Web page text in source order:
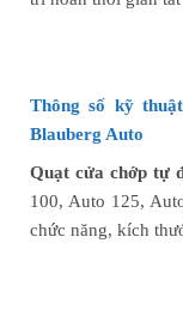
Thông số kỹ
Blauberg Auto
Quạt cửa chớp tự
100, Auto 125,
chức năng, kích